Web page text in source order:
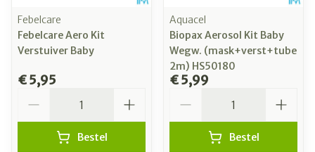
Febelcare
Febelcare Aero Kit
Verstuiver Baby
€ 5,95
Bestel
Aquacel
Biopax Aerosol Kit Baby
Wegw. (mask+verst+tube
2m) HS50180
€ 5,99
Bestel